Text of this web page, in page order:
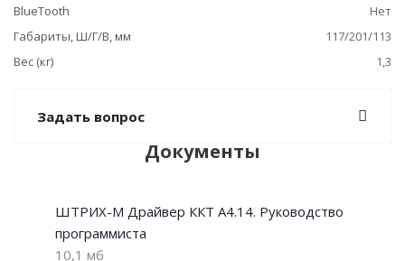
BlueTooth
Нет
Габариты, Ш/Г/В, мм
117/201/113
Вес (кг)
1,3
Задать вопрос
Документы
ШТРИХ-М Драйвер ККТ А4.14. Руководство
программиста
10,1 мб